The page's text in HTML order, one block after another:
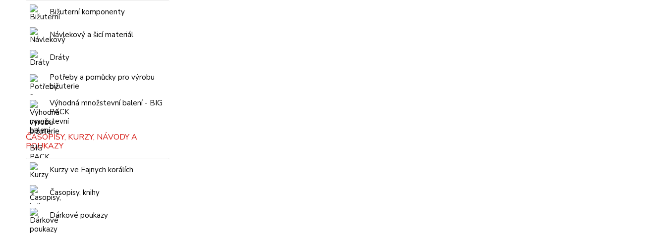
Bižuterní komponenty
Návlekový a šicí materiál
Dráty
Potřeby a pomůcky pro výrobu
bižuterie
Výhodná množstevní balení - BIG
PACK
ČASOPISY, KURZY, NÁVODY A
POUKAZY
Kurzy ve Fajnych korálích
Časopisy, knihy
Dárkové poukazy